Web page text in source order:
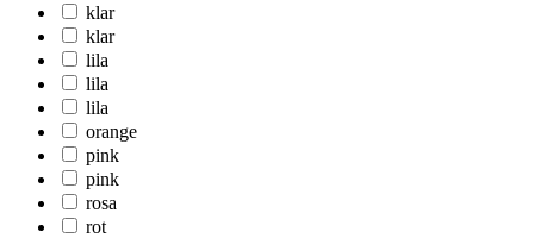
klar
klar
lila
lila
lila
orange
pink
pink
rosa
rot